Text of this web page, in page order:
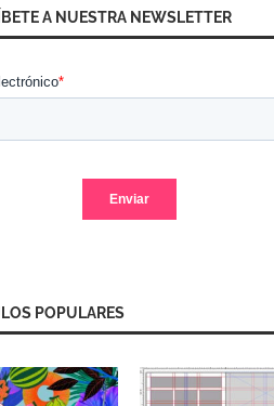
A NUESTRA NEWSLETTER
POPULARES